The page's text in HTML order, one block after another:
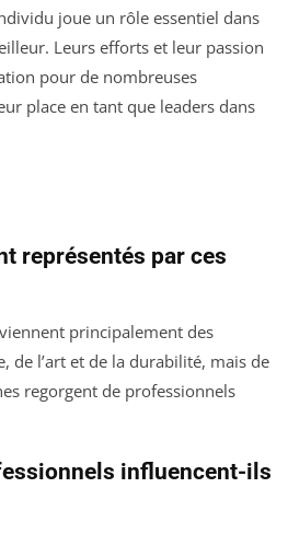
joue un rôle essentiel dans
Leurs efforts et leur passion
pour de nombreuses
place en tant que leaders dans
représentés par ces
principalement des
de l’art et de la durabilité, mais de
regorgent de professionnels
influencent-ils